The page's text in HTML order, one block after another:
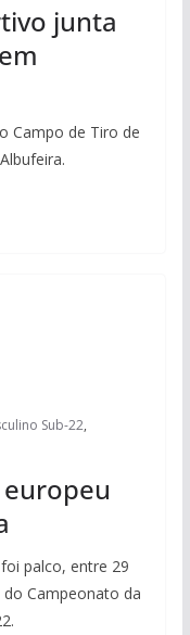
junta
Campo de Tiro de
Sub-22,
palco, entre 29
Campeonato da